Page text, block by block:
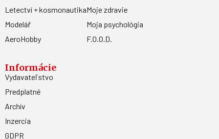
Letectví + kosmonautika
Modelář
AeroHobby
Moje zdravie
Moja psychológia
F.O.O.D.
Informácie
Vydavateľstvo
Predplatné
Archív
Inzercia
GDPR